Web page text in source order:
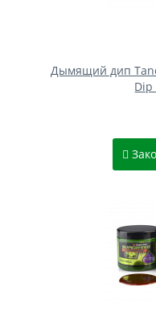
Дымящий дип
Dip